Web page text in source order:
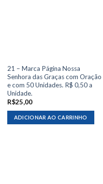
21 – Marca Página Nossa
Senhora das Graças com Oração
e com 50 Unidades. R$ 0,50 a
Unidade.
R$25,00
ADICIONAR AO CARRINHO